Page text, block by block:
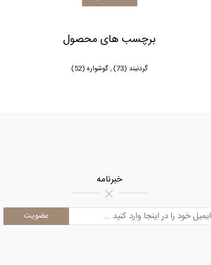
برچسب های محصول
گردنبند (73)
, گوشواره (52)
خبرنامه